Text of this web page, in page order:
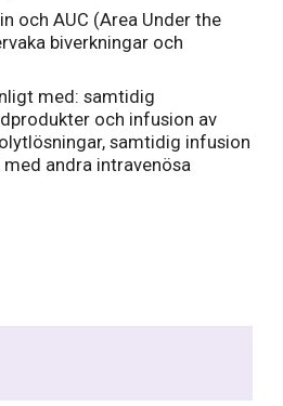
och AUC (Area Under the
biverkningar och
med: samtidig
och infusion av
samtidig infusion
andra intravenösa